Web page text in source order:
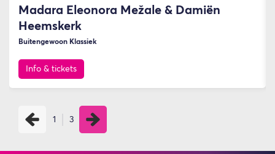
Madara Eleonora Mežale & Damiën
Heemskerk
Buitengewoon Klassiek
Info & tickets
1 3